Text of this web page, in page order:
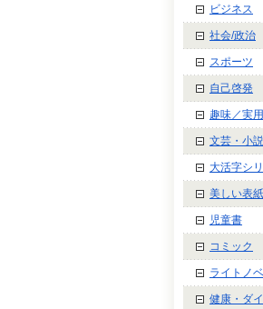
ビジネス
社会/政治
スポーツ
自己啓発
趣味／実
文芸・小説
大活字シ
美しい表
児童書
コミック
ライトノ
健康・ダ